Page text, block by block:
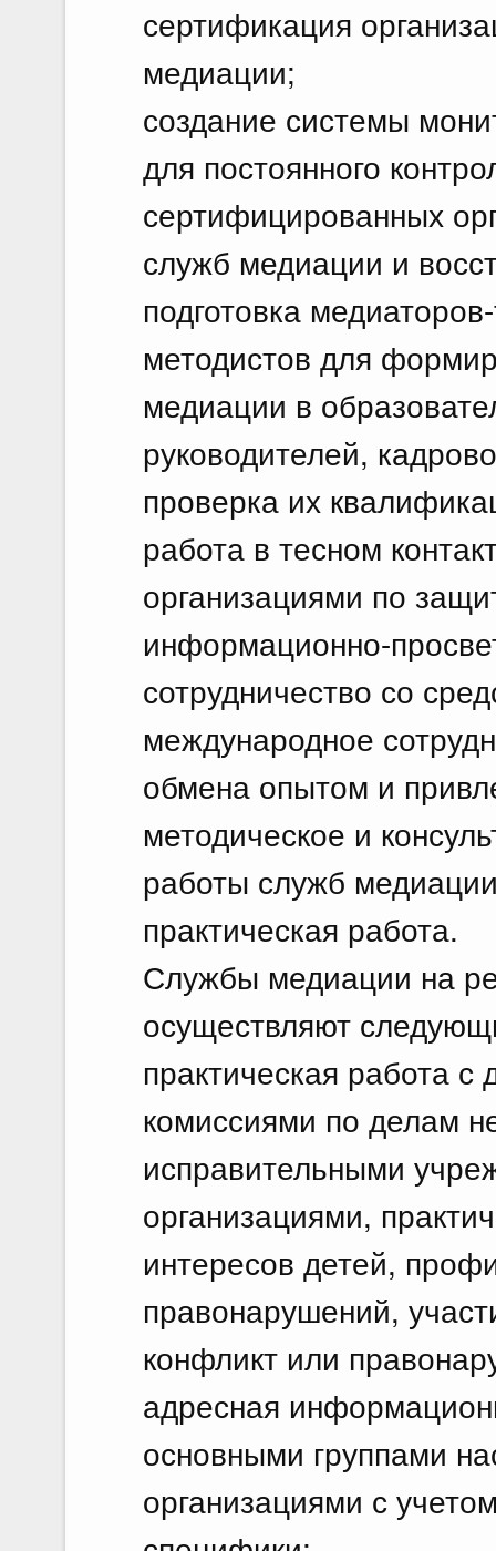
сертификация
медиации;
создание системы
для постоянного
сертифицированных
служб медиации и
подготовка
методистов для
медиации в
руководителей,
проверка их
работа в тесном
организациями по
информационно-
сотрудничество со
международное
обмена опытом и
методическое и
работы служб
практическая работа.
Службы медиации на
осуществляют
практическая работа
комиссиями по делам
исправительными
организациями,
интересов детей,
правонарушений,
конфликт или
адресная
основными группами
организациями с